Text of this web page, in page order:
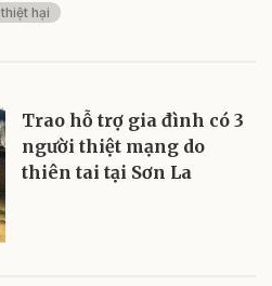
thiệt hại
Trao hỗ trợ gia đình có 3
người thiệt mạng do
thiên tai tại Sơn La